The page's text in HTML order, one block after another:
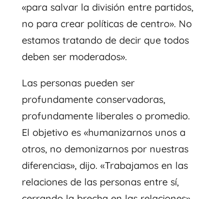
«para salvar la división entre partidos,
no para crear políticas de centro». No
estamos tratando de decir que todos
deben ser moderados».
Las personas pueden ser
profundamente conservadoras,
profundamente liberales o promedio.
El objetivo es «humanizarnos unos a
otros, no demonizarnos por nuestras
diferencias», dijo. «Trabajamos en las
relaciones de las personas entre sí,